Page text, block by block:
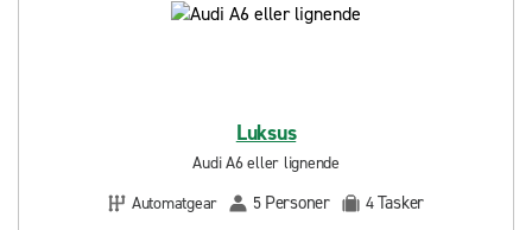
Luksus
Audi A6 eller lignende
Automatgear
5 Personer 4Tasker